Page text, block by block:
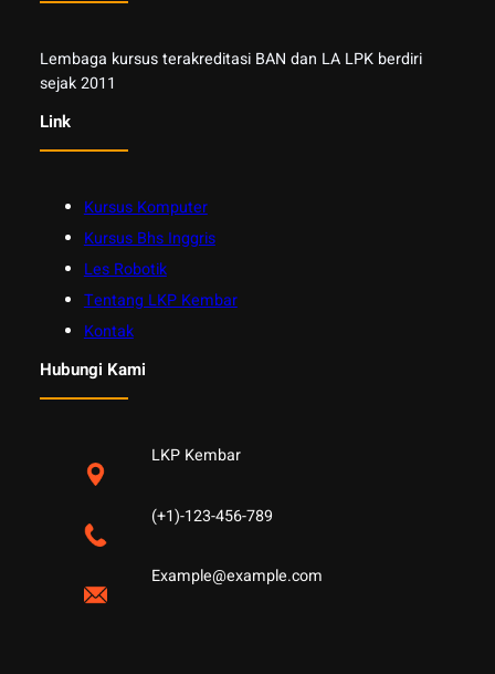
Lembaga kursus terakreditasi BAN dan LA LPK berdiri
sejak 2011
Link
Kursus Komputer
Kursus Bhs Inggris
Les Robotik
Tentang LKP Kembar
Kontak
Hubungi Kami
LKP Kembar
(+1)-123-456-789
Example@example.com